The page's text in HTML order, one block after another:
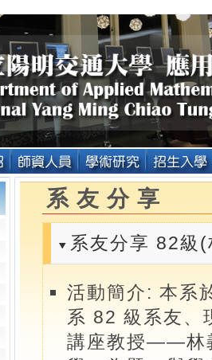
系友分享
系友分享 82級
活動簡介: 本系
系 82 級系友、
講座教授——林